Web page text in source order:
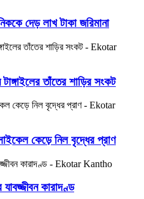
দেড় লাখ টাকা জরিমানা
তাঁতের শাড়ির সংকট
কেড়ে নিল বৃদ্ধের প্রাণ
কারাদণ্ড